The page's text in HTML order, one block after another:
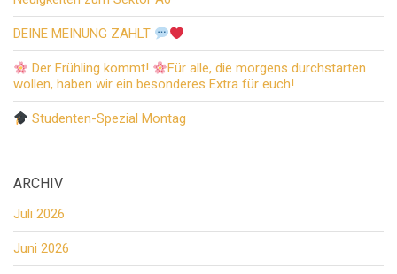
DEINE MEINUNG ZÄHLT
Der Frühling kommt!
Für alle, die morgens durchstarten
wollen, haben wir ein besonderes Extra für euch!
Studenten-Spezial Montag
ARCHIV
Juli 2026
Juni 2026